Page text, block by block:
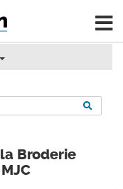
Broderie